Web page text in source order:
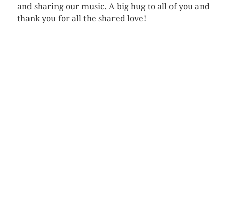
and sharing our music. A big hug to all of you and
thank you for all the shared love!